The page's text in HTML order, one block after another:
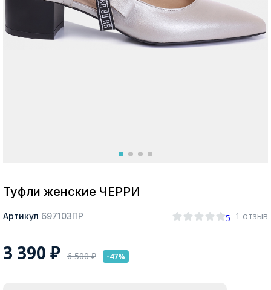
Туфли женские ЧЕРРИ
Артикул 697103ПР 5 1 отзыв
3 390 ₽ 6 500₽ -47%